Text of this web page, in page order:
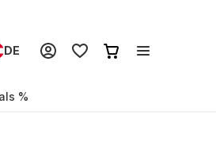
DE
%